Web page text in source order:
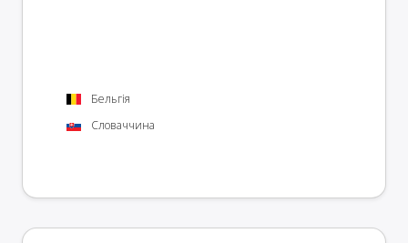
Бельгія
Словаччина